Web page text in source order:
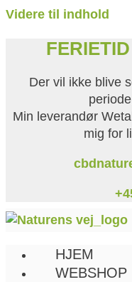
Videre til indhold
Der vil ikke blive
Min leverandør
mig for
HJEM
WEBSHOP